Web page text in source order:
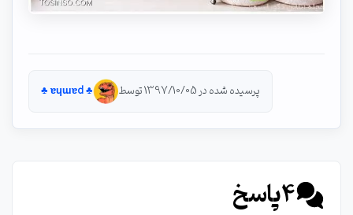
پرسیده شده در 1397/10/05 توسط ♣︎ ɐɥɯɐd ♣︎
4پاسخ